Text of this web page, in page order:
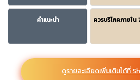
คำแนะนำ
ควรบริโภคภายใน
ดูรายละเอียดเพิ่มเติมได้ที่